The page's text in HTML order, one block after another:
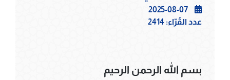
2025-08-07
عدد القُرّاء: 2414
بسم الله الرحمن الرحيم